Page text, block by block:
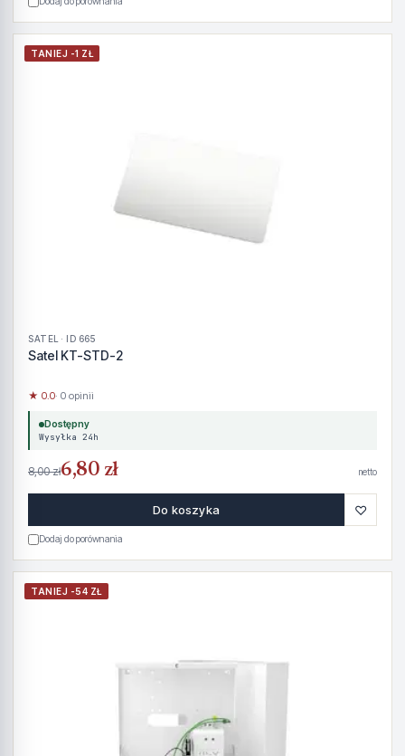
TANIEJ -1 ZŁ
SATEL · ID 665
Satel KT-STD-2
★ 0.0· 0 opinii
Dostępny
Wysyłka 24h
8,00 zł6,80 zł netto
Do koszyka ♡
Dodaj do porównania
TANIEJ -54 ZŁ